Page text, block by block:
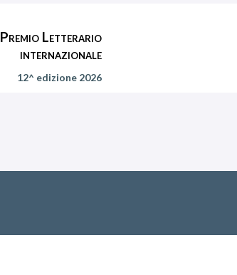
Premio Letterario
internazionale
12^ edizione 2026